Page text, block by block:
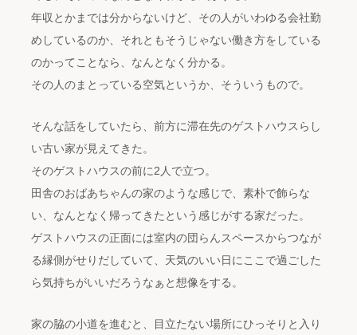
年収とかまでは分からないけど、その人がいわゆる会社勤
めしているのか、それともそうじゃない働き方をしている
のかってことなら、なんとなく分かる。
その人のまとっている空気というか、そういうもので。
そんな話をしていたら、前方に滞在先のゲストハウスらし
い古い家が見えてきた。
そのゲストハウスの前に2人で立つ。
田舎のおばあちゃんの家のような感じで、素朴で飾らな
い、なんとなく帰ってきたという感じがする家だった。
ゲストハウスの正面には室内の団らんスペースからつなが
る縁側がせりだしていて、天気のいい日にここで過ごした
ら気持ちがいいだろうなぁと想像をする。
家の脇の小道を進むと、目立たない場所にひっそりと入り